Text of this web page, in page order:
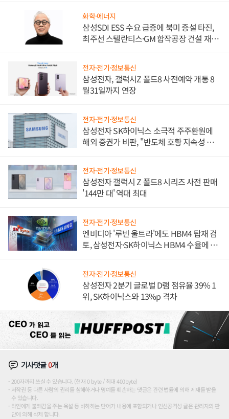
화학·에너지
삼성SDI ESS 수요 급증에 북미 증설 타진,
최주선 스텔란티스·GM 합작공장 건설 재추
전자·전기·정보통신
삼성전자, 갤럭시Z 폴드8 사전예약 개통 8
월31일까지 연장
전자·전기·정보통신
삼성전자 SK하이닉스 소극적 주주환원에
해외 증권가 비판, "반도체 호황 지속성 의
전자·전기·정보통신
삼성전자 갤럭시 Z 폴드8 시리즈 사전 판매
'144만 대' 역대 최대
전자·전기·정보통신
엔비디아 '루빈 울트라'에도 HBM4 탑재 검
토, 삼성전자·SK하이닉스 HBM4 수율에 주
전자·전기·정보통신
삼성전자 2분기 글로벌 D램 점유율 39% 1
위, SK하이닉스와 13%p 격차
기사댓글0개
200자까지 쓰실 수 있습니다. (현재 0 byte / 최대 400byte)
저작권 등 다른 사람의 권리를 침해하거나 명예를 훼손하는 댓글은 관련 법률에 의해 제재를 받을
수 있습니다.
타인에게 불쾌감을 주는 욕설 등 비하하는 단어가 내용에 포함되거나 인신공격성 글은 관리자의 판
단에 의해 삭제 합니다.